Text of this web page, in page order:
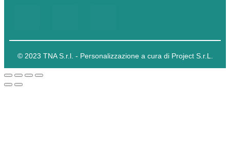
© 2023 TNA S.r.l. - Personalizzazione a cura di Project S.r.L.